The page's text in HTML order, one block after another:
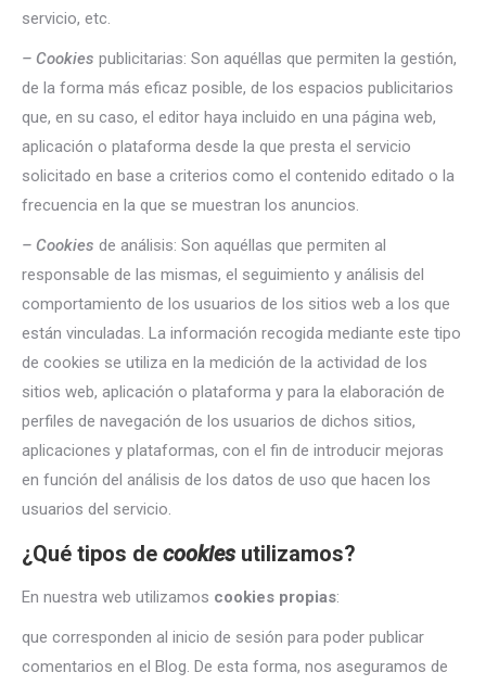
servicio, etc.
– Cookies publicitarias: Son aquéllas que permiten la gestión,
de la forma más eficaz posible, de los espacios publicitarios
que, en su caso, el editor haya incluido en una página web,
aplicación o plataforma desde la que presta el servicio
solicitado en base a criterios como el contenido editado o la
frecuencia en la que se muestran los anuncios.
– Cookies de análisis: Son aquéllas que permiten al
responsable de las mismas, el seguimiento y análisis del
comportamiento de los usuarios de los sitios web a los que
están vinculadas. La información recogida mediante este tipo
de cookies se utiliza en la medición de la actividad de los
sitios web, aplicación o plataforma y para la elaboración de
perfiles de navegación de los usuarios de dichos sitios,
aplicaciones y plataformas, con el fin de introducir mejoras
en función del análisis de los datos de uso que hacen los
usuarios del servicio.
¿Qué tipos de cookies utilizamos?
En nuestra web utilizamos cookies propias:
que corresponden al inicio de sesión para poder publicar
comentarios en el Blog. De esta forma, nos aseguramos de